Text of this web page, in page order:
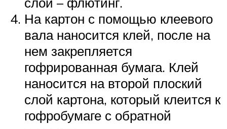
На картон с помощью клеевого
вала наносится клей, после на
нем закрепляется
гофрированная бумага. Клей
наносится на второй плоский
слой картона, который клеится к
гофробумаге с обратной